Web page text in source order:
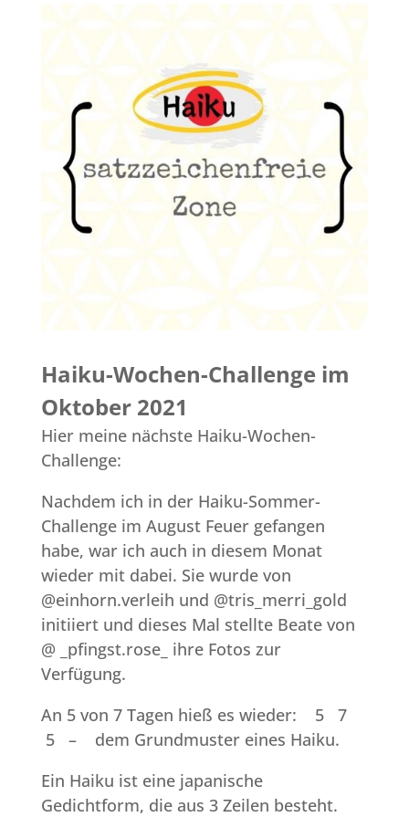
Haiku-Wochen-Challenge im
Oktober 2021
Hier meine nächste Haiku-Wochen-
Challenge:
Nachdem ich in der Haiku-Sommer-
Challenge im August Feuer gefangen
habe, war ich auch in diesem Monat
wieder mit dabei. Sie wurde von
@einhorn.verleih und @tris_merri_gold
initiiert und dieses Mal stellte Beate von
@ _pfingst.rose_ ihre Fotos zur
Verfügung.
An 5 von 7 Tagen hieß es wieder: 5 7
5 – dem Grundmuster eines Haiku.
Ein Haiku ist eine japanische
Gedichtform, die aus 3 Zeilen besteht.